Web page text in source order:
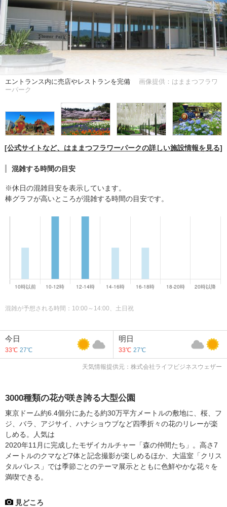
エントランス内に売店やレストランを完備
画像提供：はままつフラワ
ーパーク
[公式サイトなど、はままつフラワーパークの詳しい施設情報を見る]
混雑する時間の目安
※休日の混雑目安を表示しています。
棒グラフが高いところが混雑する時間の目安です。
混雑が予想される時間：10:00～14:00、土日祝
今日
33℃ 27℃
明日
33℃ 27℃
天気情報提供元：株式会社ライフビジネスウェザー
3000種類の花が咲き誇る大型公園
東京ドーム約6.4個分にあたる約30万平方メートルの敷地に、桜、フ
ジ、バラ、アジサイ、ハナショウブなど四季折々の花のリレーが楽
しめる。人気は
2020年11月に完成したモザイカルチャー「森の仲間たち」。高さ7
メートルのクマなど7体と記念撮影が楽しめるほか、大温室「クリス
タルパレス」では季節ごとのテーマ展示とともに色鮮やかな花々を
満喫できる。
見どころ